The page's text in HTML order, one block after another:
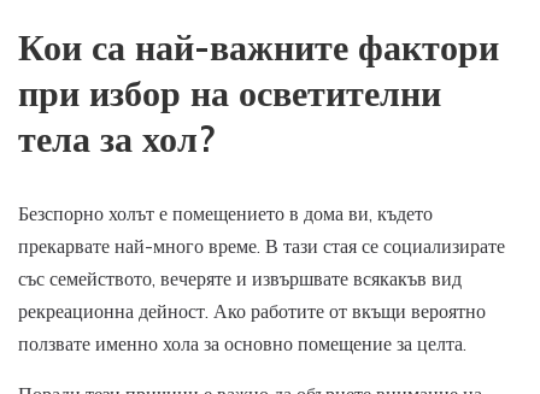
Кои са най-важните фактори
при избор на осветителни
тела за хол?
Безспорно холът е помещението в дома ви, където
прекарвате най-много време. В тази стая се социализирате
със семейството, вечеряте и извършвате всякакъв вид
рекреационна дейност. Ако работите от вкъщи вероятно
ползвате именно хола за основно помещение за целта.